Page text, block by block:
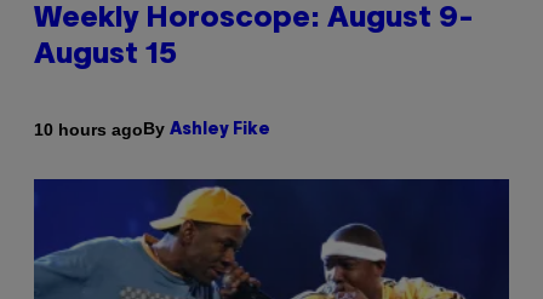
Weekly Horoscope: August 9-
August 15
10 hours agoBy Ashley Fike